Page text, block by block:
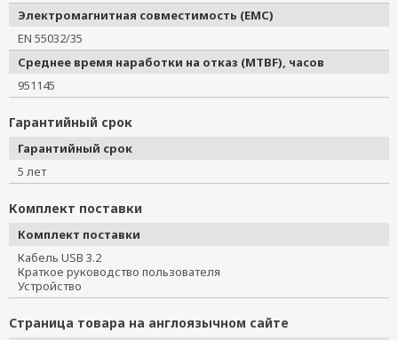
Электромагнитная совместимость (EMC)
EN 55032/35
Среднее время наработки на отказ (MTBF), часов
951145
Гарантийный срок
Гарантийный срок
5 лет
Комплект поставки
Комплект поставки
Кабель USB 3.2
Краткое руководство пользователя
Устройство
Страница товара на англоязычном сайте